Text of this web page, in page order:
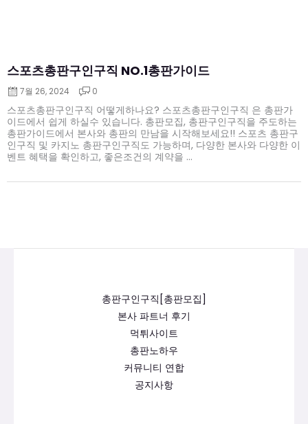
스포츠총판구인구직 NO.1총판가이드
7월 26, 2024 0
스포츠총판구인구직 어떻게하나요? 스포츠총판구인구직 은 총판가
이드에서 쉽게 하실수 있습니다. 총판모집, 총판구인구직을 주도하는
총판가이드에서 본사와 총판의 만남을 시작해보세요!! 스포츠 총판구
인구직 및 카지노 총판구인구직도 가능하며, 다양한 본사와 다양한 이
벤트 혜택을 확인하고, 좋은조건의 계약을 ...
총판구인구직[총판모집]
본사 파트너 후기
먹튀사이트
총판노하우
커뮤니티 연합
공지사항